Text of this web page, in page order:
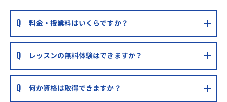
料金・授業料はいくらですか？
レッスンの無料体験はできますか？
何か資格は取得できますか？